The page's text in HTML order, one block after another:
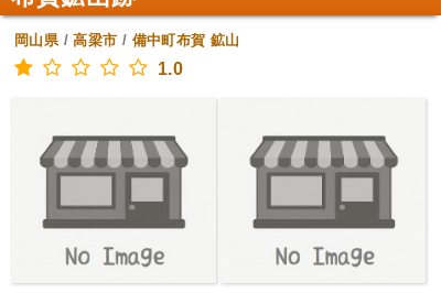
岡山県/高梁市 / 備中町布賀 鉱山
1.0